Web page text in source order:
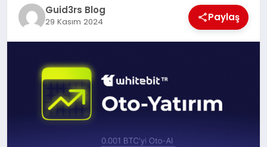
Guid3rs Blog
29 Kasım 2024 Paylaş